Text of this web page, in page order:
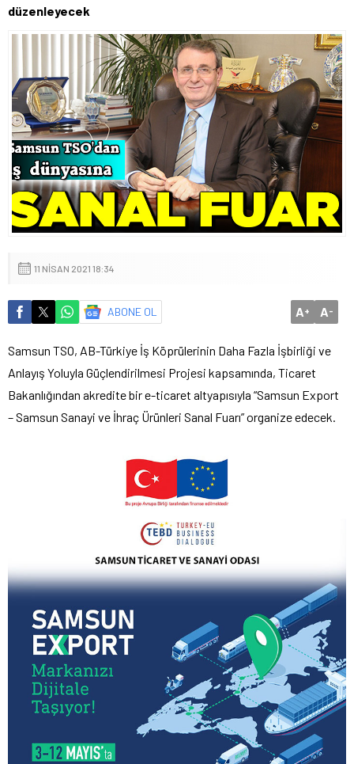
düzenleyecek
11 NISAN 2021 18:34
ABONE OL A+ A-
Samsun TSO, AB-Türkiye İş Köprülerinin Daha Fazla İşbirliği ve
Anlayış Yoluyla Güçlendirilmesi Projesi kapsamında, Ticaret
Bakanlığından akredite bir e-ticaret altyapısıyla “Samsun Export
– Samsun Sanayi ve İhraç Ürünleri Sanal Fuarı” organize edecek.